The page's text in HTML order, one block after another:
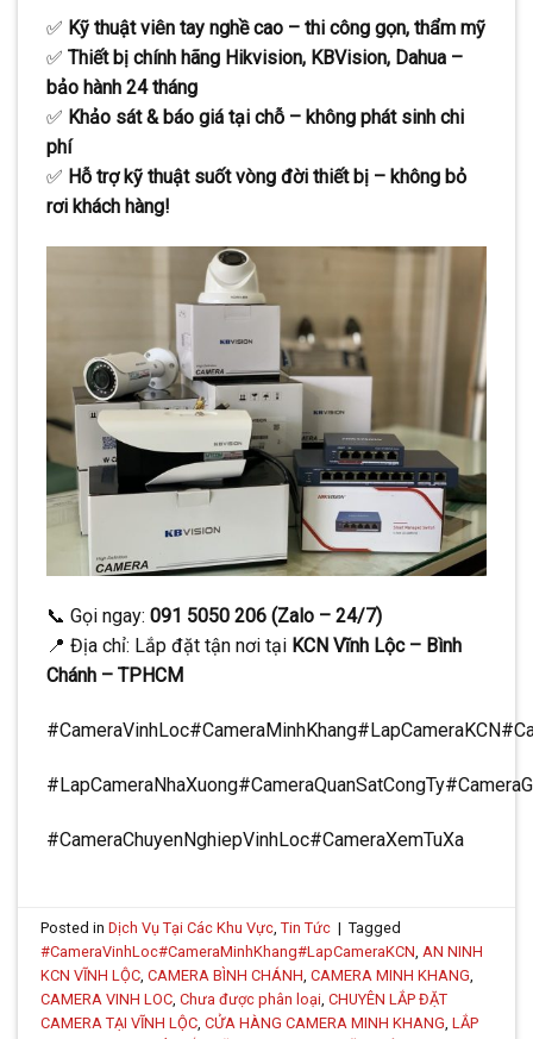
✅ Kỹ thuật viên tay nghề cao – thi công gọn, thẩm mỹ
✅ Thiết bị chính hãng Hikvision, KBVision, Dahua –
bảo hành 24 tháng
✅ Khảo sát & báo giá tại chỗ – không phát sinh chi
phí
✅ Hỗ trợ kỹ thuật suốt vòng đời thiết bị – không bỏ
rơi khách hàng!
📞 Gọi ngay: 091 5050 206 (Zalo – 24/7)
📍 Địa chỉ: Lắp đặt tận nơi tại KCN Vĩnh Lộc – Bình
Chánh – TPHCM
#CameraChuyenNghiepVinhLoc#CameraXemTuXa
Posted inDịch Vụ Tại Các Khu Vực ,Tin Tức | Tagged
#CameraVinhLoc#CameraMinhKhang#LapCameraKCN AN NINH
KCN VĨNH LỘC ,CAMERA BÌNH CHÁNH ,CAMERA MINH KHANG
CAMERA VINH LOC ,Chưa được phân loại ,CHUYÊN LẮP ĐẶT
CAMERA TẠI VĨNH LỘC ,CỬA HÀNG CAMERA MINH KHANG ,LẮP